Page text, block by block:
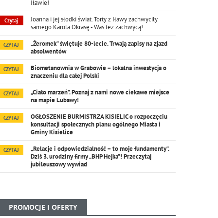
Iławie!
Czytaj
Joanna i jej słodki świat. Torty z Iławy zachwyciły
samego Karola Okrasę - Was też zachwycą!
CZYTAJ
„Żeromek” świętuje 80-lecie. Trwają zapisy na zjazd
absolwentów
CZYTAJ
Biometanownia w Grabowie – lokalna inwestycja o
znaczeniu dla całej Polski
CZYTAJ
„Ciało marzeń”. Poznaj z nami nowe ciekawe miejsce
na mapie Lubawy!
CZYTAJ
OGŁOSZENIE BURMISTRZA KISIELIC o rozpoczęciu
konsultacji społecznych planu ogólnego Miasta i
Gminy Kisielice
CZYTAJ
„Relacje i odpowiedzialność – to moje fundamenty”.
Dziś 3. urodziny firmy „BHP Hejka”! Przeczytaj
jubileuszowy wywiad
PROMOCJE I OFERTY